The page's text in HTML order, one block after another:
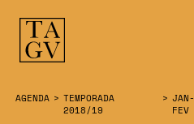
AGENDA > TEMPORADA
2018/19
> JAN-
FEV